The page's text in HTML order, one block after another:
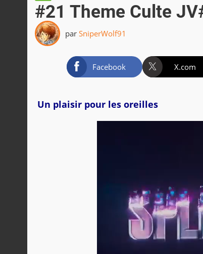
#21 Theme Culte
par SniperWolf91
Facebook X.com
Un plaisir pour les oreilles